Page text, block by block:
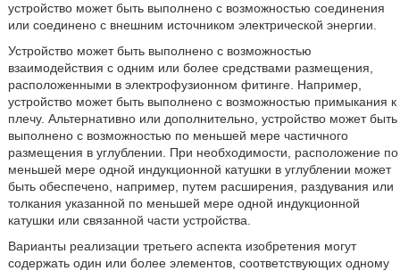
устройство может быть выполнено с возможностью соединения
или соединено с внешним источником электрической энергии.
Устройство может быть выполнено с возможностью
взаимодействия с одним или более средствами размещения,
расположенными в электрофузионном фитинге. Например,
устройство может быть выполнено с возможностью примыкания к
плечу. Альтернативно или дополнительно, устройство может быть
выполнено с возможностью по меньшей мере частичного
размещения в углублении. При необходимости, расположение по
меньшей мере одной индукционной катушки в углублении может
быть обеспечено, например, путем расширения, раздувания или
толкания указанной по меньшей мере одной индукционной
катушки или связанной части устройства.
Варианты реализации третьего аспекта изобретения могут
содержать один или более элементов, соответствующих одному